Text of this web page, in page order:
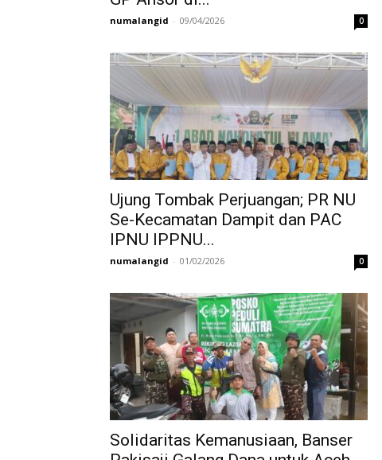
numalangid - 09/04/2026 0
Ujung Tombak Perjuangan; PR NU
Se-Kecamatan Dampit dan PAC
IPNU IPPNU...
numalangid - 01/02/2026 0
Solidaritas Kemanusiaan, Banser